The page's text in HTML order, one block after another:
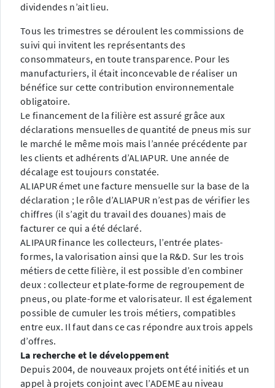
dividendes n’ait lieu.
Tous les trimestres se déroulent les commissions de
suivi qui invitent les représentants des
consommateurs, en toute transparence. Pour les
manufacturiers, il était inconcevable de réaliser un
bénéfice sur cette contribution environnementale
obligatoire.
Le financement de la filière est assuré grâce aux
déclarations mensuelles de quantité de pneus mis sur
le marché le même mois mais l’année précédente par
les clients et adhérents d’ALIAPUR. Une année de
décalage est toujours constatée.
ALIAPUR émet une facture mensuelle sur la base de la
déclaration ; le rôle d’ALIAPUR n’est pas de vérifier les
chiffres (il s’agit du travail des douanes) mais de
facturer ce qui a été déclaré.
ALIPAUR finance les collecteurs, l’entrée plates-
formes, la valorisation ainsi que la R&D. Sur les trois
métiers de cette filière, il est possible d’en combiner
deux : collecteur et plate-forme de regroupement de
pneus, ou plate-forme et valorisateur. Il est également
possible de cumuler les trois métiers, compatibles
entre eux. Il faut dans ce cas répondre aux trois appels
d’offres.
La recherche et le développement
Depuis 2004, de nouveaux projets ont été initiés et un
appel à projets conjoint avec l’ADEME au niveau